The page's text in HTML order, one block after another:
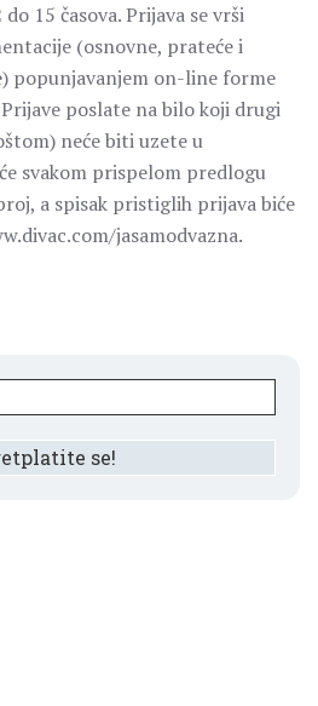
15 časova. Prijava se vrši
(osnovne, prateće i
popunjavanjem on-line forme
poslate na bilo koji drugi
neće biti uzete u
svakom prispelom predlogu
a spisak pristiglih prijava biće
jasamodvazna.